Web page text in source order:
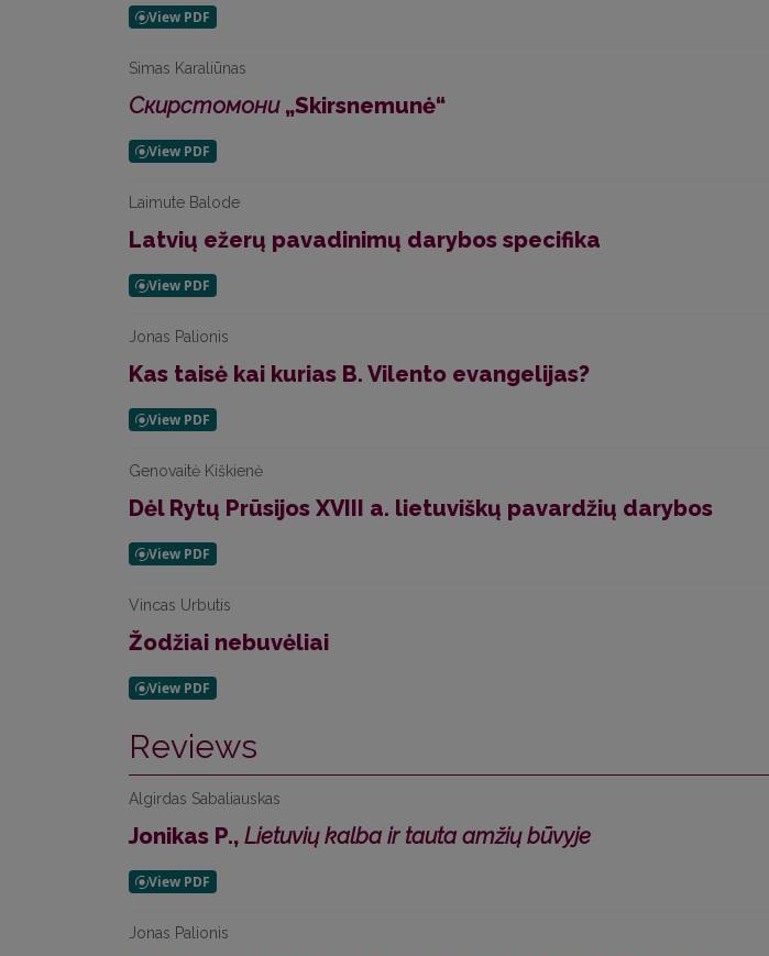
Simas Karaliūnas
Скирстомони„Skirsnemunė“
Laimute Balode
Latvių ežerų pavadinimų darybos specifika
Jonas Palionis
Kas taisė kai kurias B. Vilento evangelijas?
Genovaitė Kiškienė
Dėl Rytų Prūsijos XVIII a. lietuviškų pavardžių darybos
Vincas Urbutis
Žodžiai nebuvėliai
Reviews
Algirdas Sabaliauskas
Jonikas P., Lietuvių kalba ir tauta amžių būvyje
Jonas Palionis